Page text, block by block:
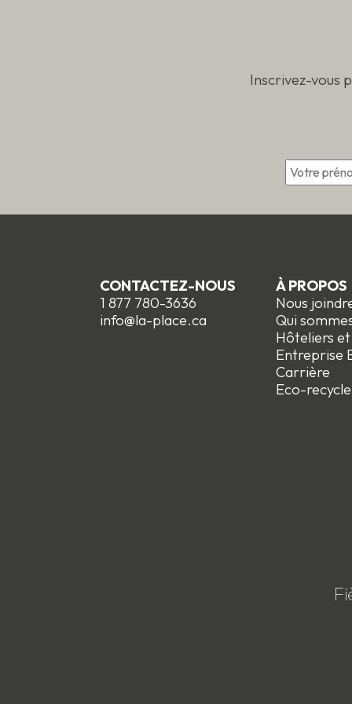
Inscrivez-vous
CONTACTEZ-NOUS
1 877 780-3636
info@la-place.ca
À PROPOS
Nous
Qui
Hôteliers
Entreprise
Carrière
Eco-recycle